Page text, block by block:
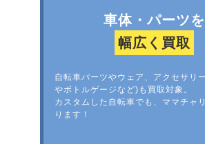
車体・パーツを
幅広く買取
自転車パーツやウェア、アクセサリ
やボトルゲージなど)も買取対象。
カスタムした自転車でも、ママチャ
ります！